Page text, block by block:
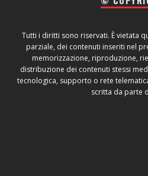
Tutti i diritti sono riservati. È vietata
parziale, dei contenuti inseriti nel
memorizzazione, riproduzione,
distribuzione dei contenuti stessi
tecnologica, supporto o rete
scritta da parte